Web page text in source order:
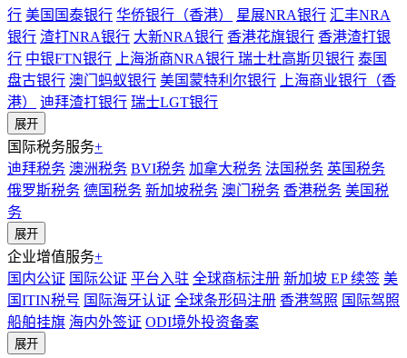
行 美国国泰银行 华侨银行（香港） 星展NRA银行 汇丰NRA
银行 渣打NRA银行 大新NRA银行 香港花旗银行 香港渣打银
行 中银FTN银行 上海浙商NRA银行 瑞士杜高斯贝银行 泰国
盘古银行 澳门蚂蚁银行 美国蒙特利尔银行
上海商业银行（香
港）
迪拜渣打银行 瑞士LGT银行
展开
国际税务服务+
迪拜税务 澳洲税务 BVI税务 加拿大税务 法国税务 英国税务
俄罗斯税务 德国税务 新加坡税务 澳门税务 香港税务 美国税
务
展开
企业增值服务+
国内公证 国际公证 平台入驻 全球商标注册 新加坡 EP 续签 美
国ITIN税号 国际海牙认证 全球条形码注册 香港驾照 国际驾照
船舶挂旗 海内外签证 ODI境外投资备案
展开